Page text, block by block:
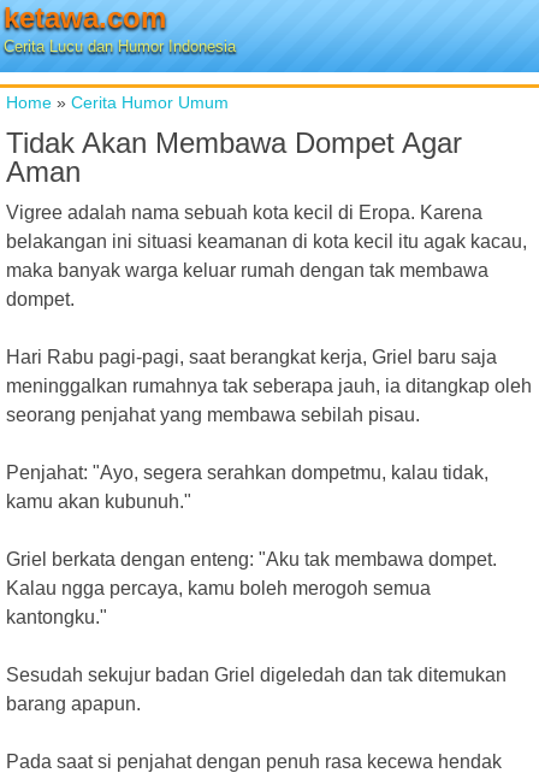
ketawa.com
Cerita Lucu dan Humor Indonesia
Home » Cerita Humor Umum
Tidak Akan Membawa Dompet Agar
Aman
Vigree adalah nama sebuah kota kecil di Eropa. Karena
belakangan ini situasi keamanan di kota kecil itu agak kacau,
maka banyak warga keluar rumah dengan tak membawa
dompet.
Hari Rabu pagi-pagi, saat berangkat kerja, Griel baru saja
meninggalkan rumahnya tak seberapa jauh, ia ditangkap oleh
seorang penjahat yang membawa sebilah pisau.
Penjahat: "Ayo, segera serahkan dompetmu, kalau tidak,
kamu akan kubunuh."
Griel berkata dengan enteng: "Aku tak membawa dompet.
Kalau ngga percaya, kamu boleh merogoh semua
kantongku."
Sesudah sekujur badan Griel digeledah dan tak ditemukan
barang apapun.
Pada saat si penjahat dengan penuh rasa kecewa hendak